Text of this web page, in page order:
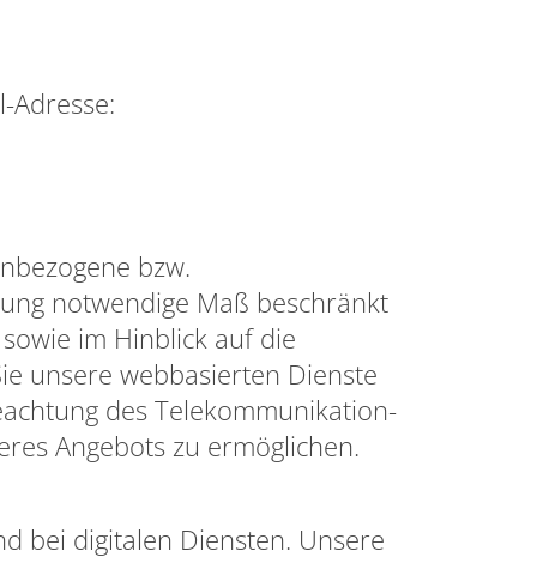
Adresse:
bzw.
notwendige Maß beschränkt
im Hinblick auf die
unsere webbasierten Dienste
des Telekommunikation-
Angebots zu ermöglichen.
bei digitalen Diensten. Unsere